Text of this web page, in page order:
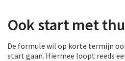
Ook start met
De formule wil op korte termijn
start gaan. Hiermee loopt reeds